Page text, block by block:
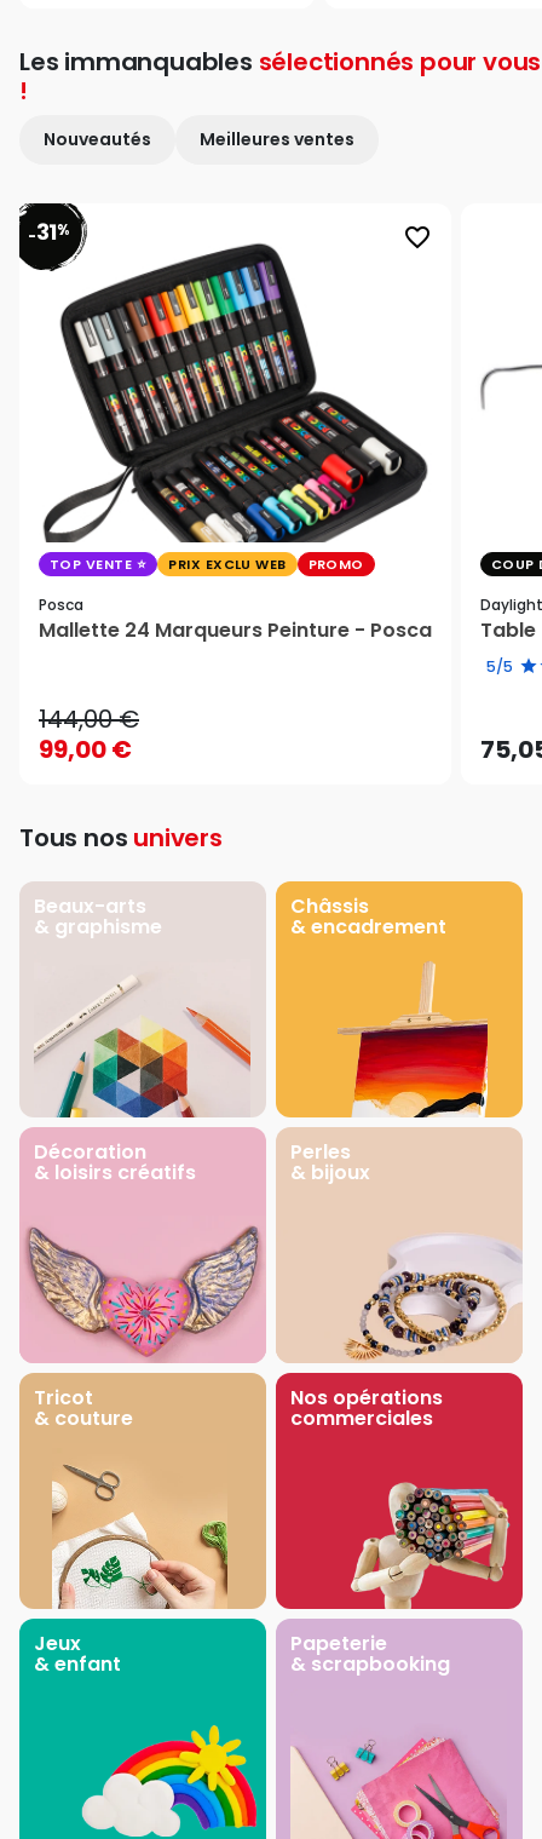
Les immanquables sélectionnés pour vous
!
Nouveautés Meilleures ventes
favorite_border
-31%
TOP VENTE PRIX EXCLU WEB PROMO
Posca
Mallette 24 Marqueurs Peinture - Posca
144,00 €
99,00 €
COUP
Daylight
Table
5/5
Tous nos univers
Beaux-arts
& graphisme
Châssis
& encadrement
Décoration
& loisirs créatifs
Perles
& bijoux
Tricot
& couture
Nos opérations
commerciales
Jeux
& enfant
Papeterie
& scrapbooking